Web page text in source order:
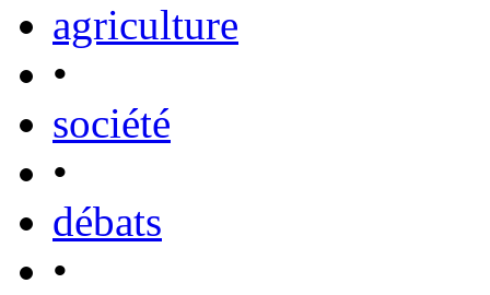
agriculture
•
société
•
débats
•